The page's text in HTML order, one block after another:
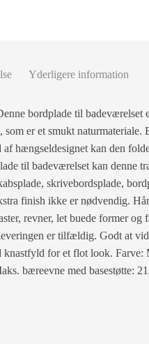
Yderligere information
bordplade til
er et smukt
hængseldesignet kan den
til badeværelset kan denne
skrivebordsplade,
finish ikke er nødvendig.
revner, let buede former og
er tilfældig. Godt at
for et flot look.
bæreevne med basestøtte: